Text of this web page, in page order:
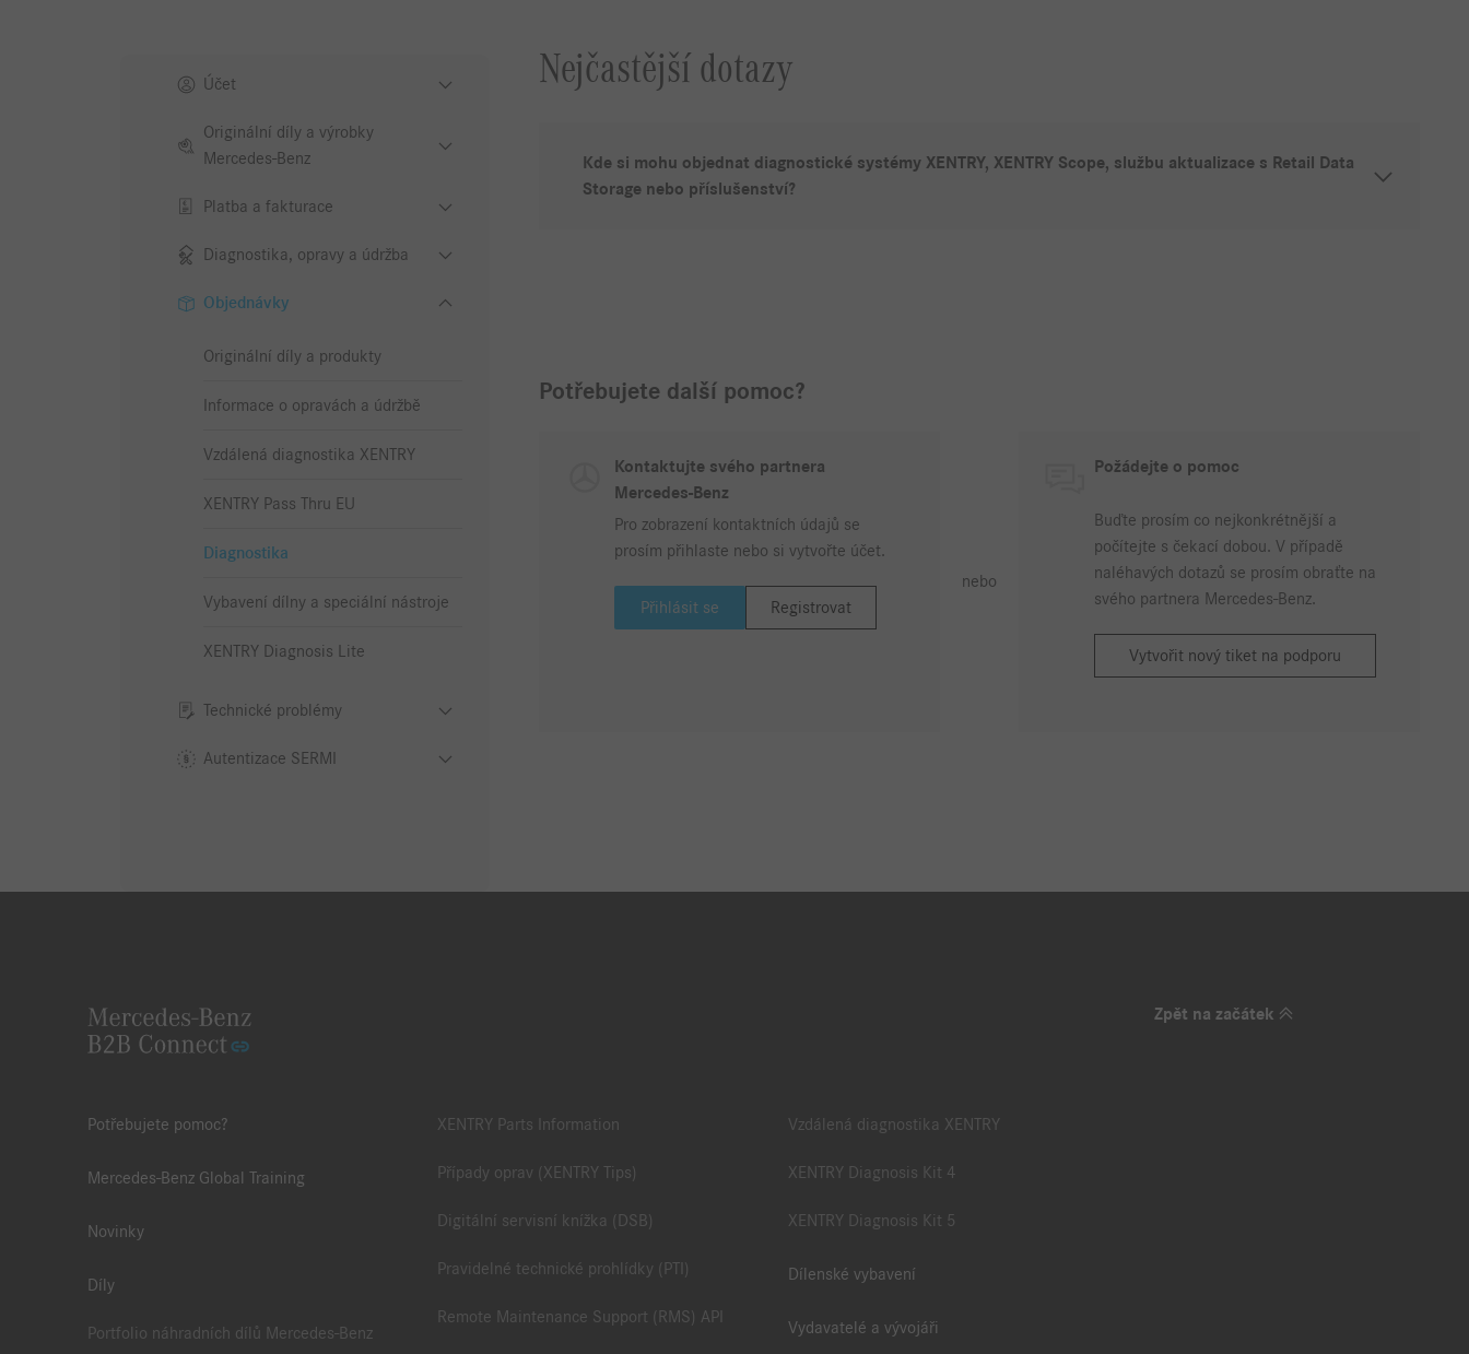
Účet
Originální díly a výrobky
Mercedes-Benz
Platba a fakturace
Diagnostika, opravy a údržba
Objednávky
Originální díly a produkty
Informace o opravách a údržbě
Vzdálená diagnostika XENTRY
XENTRY Pass Thru EU
Diagnostika
Vybavení dílny a speciální nástroje
XENTRY Diagnosis Lite
Technické problémy
Autentizace SERMI
Nejčastější dotazy
Kde si mohu objednat diagnostické systémy XENTRY, XENTRY Scope, službu aktualizace s Retail Data
Storage nebo příslušenství?
Potřebujete další pomoc?
Kontaktujte svého partnera
Mercedes-Benz
Pro zobrazení kontaktních údajů se
prosím přihlaste nebo si vytvořte účet.
Přihlásit se Registrovat
nebo
Požádejte o pomoc
Buďte prosím co nejkonkrétnější a
počítejte s čekací dobou. V případě
naléhavých dotazů se prosím obraťte na
svého partnera Mercedes-Benz.
Vytvořit nový tiket na podporu
Zpět na začátek
Potřebujete pomoc?
Mercedes-Benz Global Training
Novinky
Díly
Portfolio náhradních dílů Mercedes-Benz
XENTRY Parts Information
Případy oprav (XENTRY Tips)
Digitální servisní knížka (DSB)
Pravidelné technické prohlídky (PTI)
Remote Maintenance Support (RMS) API
Vzdálená diagnostika XENTRY
XENTRY Diagnosis Kit 4
XENTRY Diagnosis Kit 5
Dílenské vybavení
Vydavatelé a vývojáři